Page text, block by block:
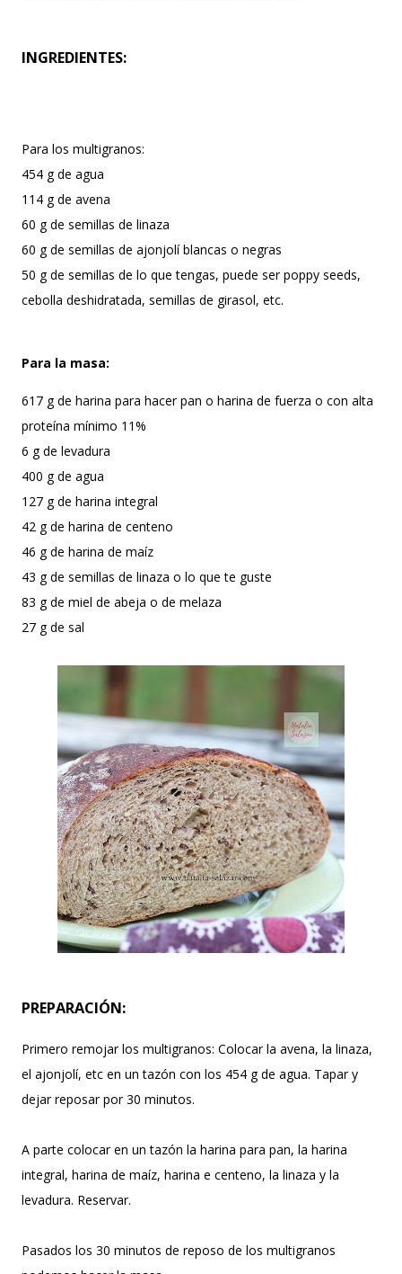
INGREDIENTES:
Para los multigranos:
454 g de agua
114 g de avena
60 g de semillas de linaza
60 g de semillas de ajonjolí blancas o negras
50 g de semillas de lo que tengas, puede ser poppy seeds,
cebolla deshidratada, semillas de girasol, etc.
Para la masa:
617 g de harina para hacer pan o harina de fuerza o con alta
proteína mínimo 11%
6 g de levadura
400 g de agua
127 g de harina integral
42 g de harina de centeno
46 g de harina de maíz
43 g de semillas de linaza o lo que te guste
83 g de miel de abeja o de melaza
27 g de sal
PREPARACIÓN:
Primero remojar los multigranos: Colocar la avena, la linaza,
el ajonjolí, etc en un tazón con los 454 g de agua. Tapar y
dejar reposar por 30 minutos.
A parte colocar en un tazón la harina para pan, la harina
integral, harina de maíz, harina e centeno, la linaza y la
levadura. Reservar.
Pasados los 30 minutos de reposo de los multigranos